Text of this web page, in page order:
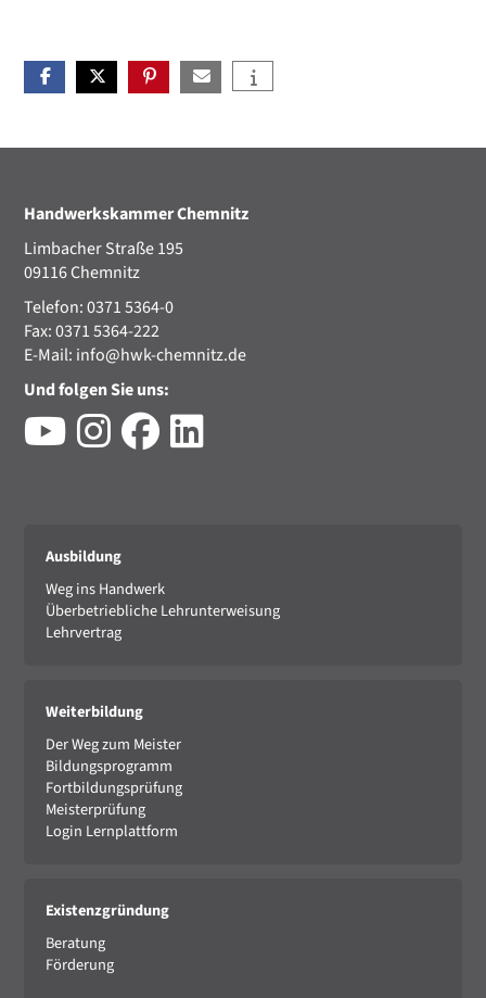
Handwerkskammer Chemnitz
Limbacher Straße 195
09116 Chemnitz
Telefon: 0371 5364-0
Fax: 0371 5364-222
E-Mail: info@hwk-chemnitz.de
Und folgen Sie uns:
Ausbildung
Weg ins Handwerk
Überbetriebliche Lehrunterweisung
Lehrvertrag
Weiterbildung
Der Weg zum Meister
Bildungsprogramm
Fortbildungsprüfung
Meisterprüfung
Login Lernplattform
Existenzgründung
Beratung
Förderung